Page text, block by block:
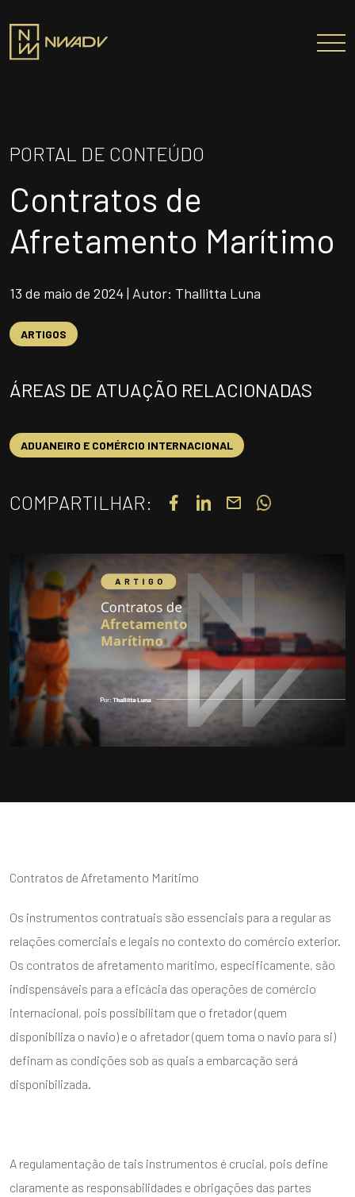
Entregas e Soluções
Pensamento Inovador
PROFISSIONAIS
ATUAÇÃO INTERNACIONAL
OPORTUNIDADES/CARREIRA
PORTAL DE CONTEÚDO
PRIVACIDADE
Siga-nos
A | A Alto contraste
PORTAL DE CONTEÚDO
Contratos de
Afretamento Marítimo
13 de maio de 2024 | Autor: Thallitta Luna
ARTIGOS
ÁREAS DE ATUAÇÃO RELACIONADAS
ADUANEIRO E COMÉRCIO INTERNACIONAL
COMPARTILHAR:
Contratos de Afretamento Marítimo
Os instrumentos contratuais são essenciais para a regular as
relações comerciais e legais no contexto do comércio exterior.
Os contratos de afretamento marítimo, especificamente, são
indispensáveis para a eficácia das operações de comércio
internacional, pois possibilitam que o fretador (quem
disponibiliza o navio) e o afretador (quem toma o navio para si)
definam as condições sob as quais a embarcação será
disponibilizada.
A regulamentação de tais instrumentos é crucial, pois define
claramente as responsabilidades e obrigações das partes